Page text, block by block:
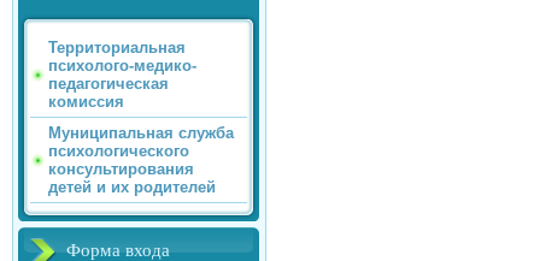
Территориальная
психолого-медико-
педагогическая
комиссия
Муниципальная служба
психологического
консультирования
детей и их родителей
Форма входа